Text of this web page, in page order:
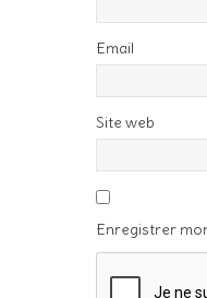
Email
Site web
Enregistrer